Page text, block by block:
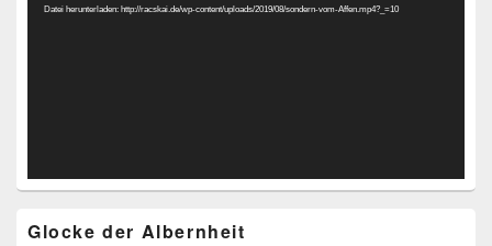
Datei herunterladen: http://racskai.de/wp-content/uploads/2019/08/sondern-vom-Affen.mp4?_=10
Glocke der Albernheit